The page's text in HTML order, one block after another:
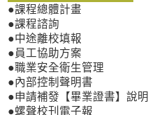
●課程總體計畫
●課程諮詢
●中途離校填報
●員工協助方案
●職業安全衛生管理
●內部控制聲明書
●申請補發【畢業證書】說明
●螺聲校刊電子報